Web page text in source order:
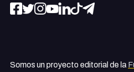
Somos un proyecto editorial de la